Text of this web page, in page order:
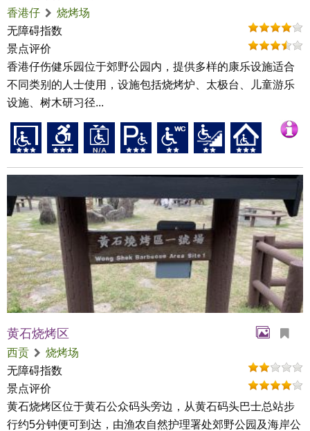
香港仔
烧烤场
无障碍指数
景点评价
香港仔伤健乐园位于郊野公园内，提供多样的康乐设施适合
不同类别的人士使用，设施包括烧烤炉、太极台、儿童游乐
设施、树木研习径...
黄石烧烤区
西贡
烧烤场
无障碍指数
景点评价
黄石烧烤区位于黄石公众码头旁边，从黄石码头巴士总站步
行约5分钟便可到达，由渔农自然护理署处郊野公园及海岸公